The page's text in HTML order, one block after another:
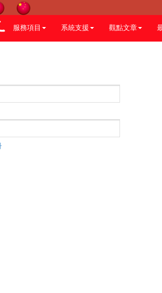
服務項目 系統支援 觀點文章